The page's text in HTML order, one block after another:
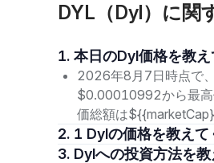
DYL（Dyl）に関
1. 本日のDyl価格を教
2026年8月7日時点で
$0.00010992から最
価総額は
2. 1 Dylの価格を教えて
3. Dylへの投資方法を